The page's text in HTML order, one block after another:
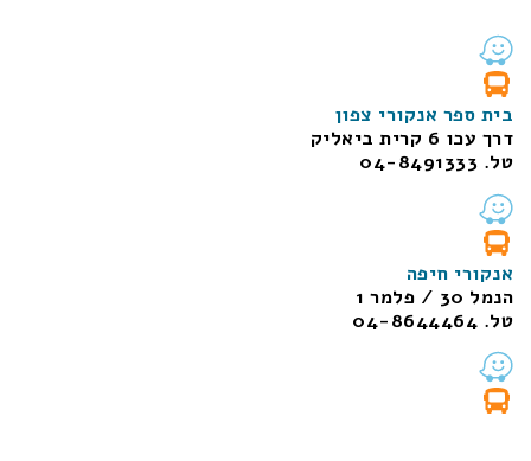
בית ספר אנקורי צפון
דרך עכו 6 קרית ביאליק
טל. 04-8491333
אנקורי חיפה
הנמל 30 / פלמר 1
טל. 04-8644464